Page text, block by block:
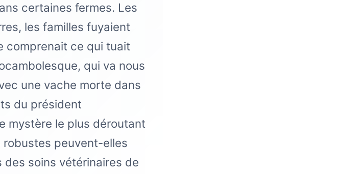
certaines fermes. Les
les familles fuyaient
comprenait ce qui tuait
qui va nous
une vache morte dans
du président
mystère le plus déroutant
peuvent-elles
soins vétérinaires de